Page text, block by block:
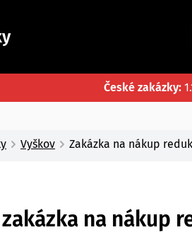
České zakázky:
Vyškov Zakázka na nákup
na nákup